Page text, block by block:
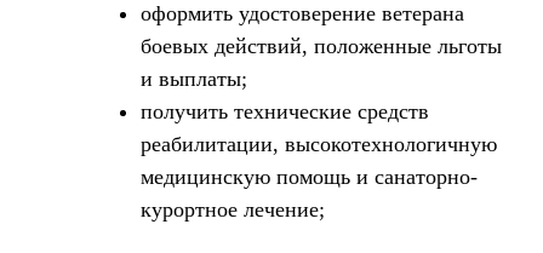
оформить удостоверение ветерана
боевых действий, положенные льготы
и выплаты;
получить технические средств
реабилитации, высокотехнологичную
медицинскую помощь и санаторно-
курортное лечение;